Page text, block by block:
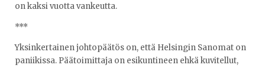
on kaksi vuotta vankeutta.
***
Yksinkertainen johtopäätös on, että Helsingin Sanomat on
paniikissa. Päätoimittaja on esikuntineen ehkä kuvitellut,